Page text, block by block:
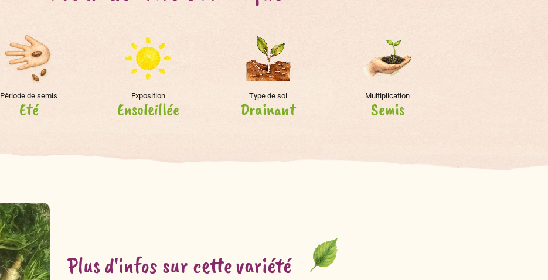
Période de semis
Eté
Exposition
Ensoleillée
Type de sol
Drainant
Multiplication
Semis
Plus d'infos sur cette variété